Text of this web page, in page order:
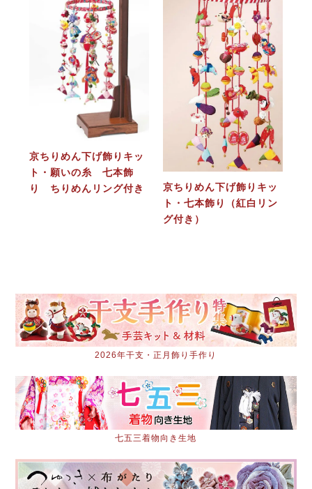
京ちりめん下げ飾りキッ
ト・願いの糸 七本飾
り ちりめんリング付き
京ちりめん下げ飾りキッ
ト・七本飾り（紅白リン
グ付き）
2026年干支・正月飾り手作り
七五三着物向き生地